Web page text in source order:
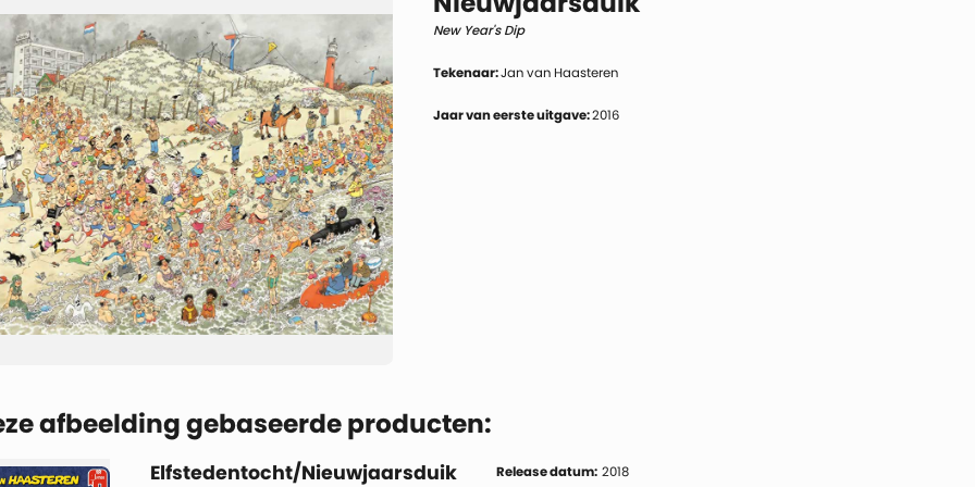
New Year's Dip
Tekenaar:Jan van Haasteren
Jaar van eerste uitgave:2016
afbeelding gebaseerde producten:
Elfstedentocht/Nieuwjaarsduik Release datum: 2018